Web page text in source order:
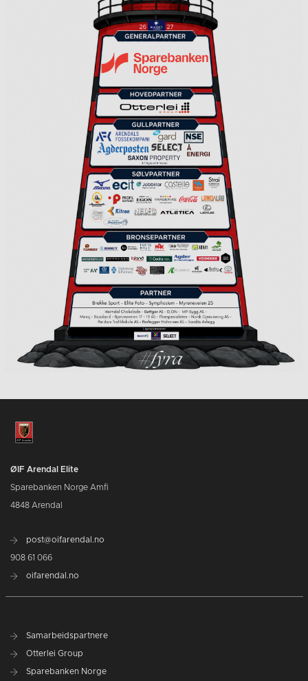
ØIF Arendal Elite
Sparebanken Norge Amfi
4848 Arendal
post@oifarendal.no
908 61 066
oifarendal.no
Samarbeidspartnere
Otterlei Group
Sparebanken Norge